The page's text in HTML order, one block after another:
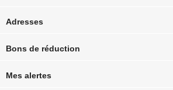
Adresses
Bons de réduction
Mes alertes